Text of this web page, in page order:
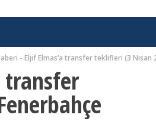
- Eljif Elmas’a transfer teklifleri (3 Nisan
transfer